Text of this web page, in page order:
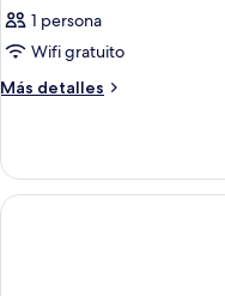
1 persona
Wifi gratuito
Más detalles
Más